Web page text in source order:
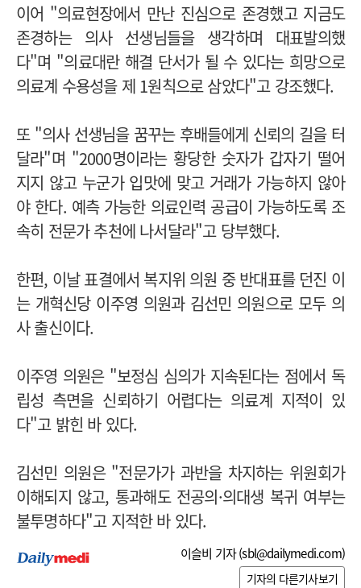
이어 "의료현장에서 만난 진심으로 존경했고 지금도
존경하는 의사 선생님들을 생각하며 대표발의했
다"며 "의료대란 해결 단서가 될 수 있다는 희망으로
의료계 수용성을 제 1원칙으로 삼았다"고 강조했다.
또 "의사 선생님을 꿈꾸는 후배들에게 신뢰의 길을 터
달라"며 "2000명이라는 황당한 숫자가 갑자기 떨어
지지 않고 누군가 입맛에 맞고 거래가 가능하지 않아
야 한다. 예측 가능한 의료인력 공급이 가능하도록 조
속히 전문가 추천에 나서달라"고 당부했다.
한편, 이날 표결에서 복지위 의원 중 반대표를 던진 이
는 개혁신당 이주영 의원과 김선민 의원으로 모두 의
사 출신이다.
이주영 의원은 "보정심 심의가 지속된다는 점에서 독
립성 측면을 신뢰하기 어렵다는 의료계 지적이 있
다"고 밝힌 바 있다.
김선민 의원은 "전문가가 과반을 차지하는 위원회가
이해되지 않고, 통과해도 전공의·의대생 복귀 여부는
불투명하다"고 지적한 바 있다.
이슬비 기자 (sbl@dailymedi.com)
기자의 다른기사보기